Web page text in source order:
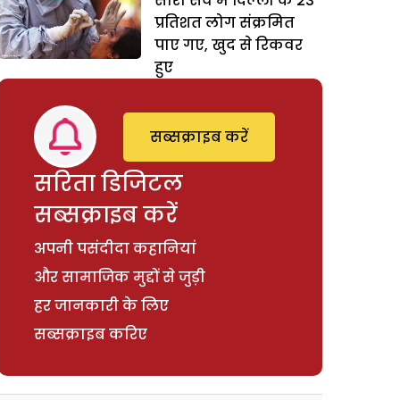
प्रतिशत लोग संक्रमित
पाए गए, खुद से रिकवर
हुए
सरिता डिजिटल
सब्सक्राइब करें
अपनी पसंदीदा कहानियां
और सामाजिक मुद्दों से जुड़ी
हर जानकारी के लिए
सब्सक्राइब करिए
सब्सक्राइब करें